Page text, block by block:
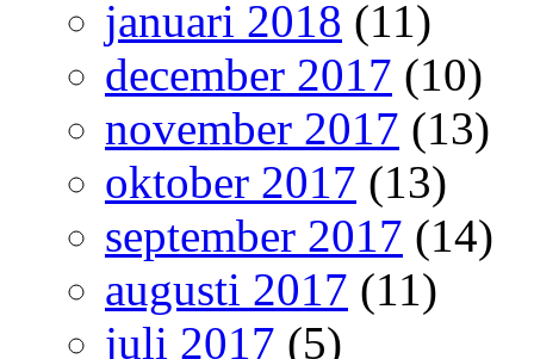
januari 2018 (11)
december 2017 (10)
november 2017 (13)
oktober 2017 (13)
september 2017 (14)
augusti 2017 (11)
juli 2017 (5)